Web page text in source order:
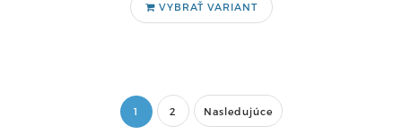
VYBRAŤ VARIANT
1 2 Nasledujúce